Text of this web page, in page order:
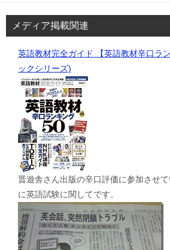
メディア掲載関連
英語教材完全ガイド 【英語教材辛口ラ
ックシリーズ)
晋遊舎さん出版の辛口評価に参加させ
に英語試験に関してです。